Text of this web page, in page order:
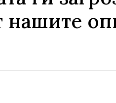
нашите